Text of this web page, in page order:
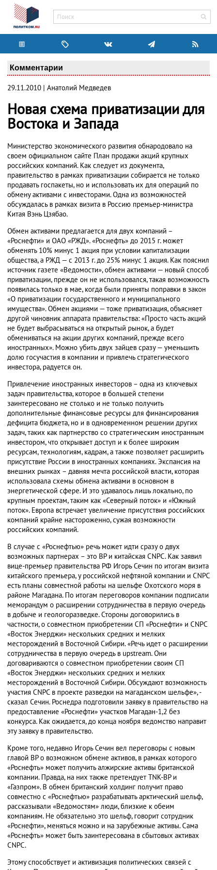
Комментарии
29.11.2010 | Анатолий Медведев
Новая схема приватизации для
Востока и Запада
Министерство экономического развития обнародовало на
своем официальном сайте План продажи акций крупных
российских компаний. Как следует из документа,
правительство в рамках приватизации собирается не только
продавать госпакеты, но и использовать их для операций по
обмену активами с инвесторами. Одна из возможностей
обсуждалась в рамках визита в Россию премьер-министра
Китая Вэнь Цзябао.
Обмен активами предлагается для двух компаний –
«Роснефти» и ОАО «РЖД». «Роснефть» до 2015 г. может
обменять 10% минус 1 акция при условии капитализации
общества, а РЖД — с 2013 г. до 25% минус 1 акция. Как пояснил
источник газете «Ведомости», обмен активами — новый способ
приватизации, прежде он не использовался, такая возможность
появилась только в мае, когда были приняты поправки в закон
«О приватизации государственного и муниципального
имущества». Обмен акциями — тоже приватизация, объясняет
другой чиновник аппарата правительства: «Просто часть акций
не будет выбрасываться на открытый рынок, а будет
обмениваться на акции других компаний, прежде всего
иностранных». Можно убить двух зайцев сразу — уменьшить
долю госучастия в компании и привлечь стратегического
инвестора, радуется он.
Привлечение иностранных инвесторов – одна из ключевых
задач правительства, которое в большей степени
заинтересовано не столько и не только получить
дополнительные финансовые ресурсы для финансирования
дефицита бюджета, но и в одновременном решении других
задач, таких как партнерство со стратегическим иностранным
инвестором, что открывает доступ и к более широким
ресурсам, технологиям, кадрам, а также позволяет расширить
присутствие России в иностранных компаниях. Экспансия на
внешних рынках – давняя мечта российской власти, которая
использовала схемы обмена активами в основном в
энергетической сфере. И это удавалось лишь локально, по
крупным проектам, таким как «Северный поток» и «Южный
поток». Европа встречает увеличение присутствия российских
компаний крайне настороженно, сужая возможности
российских компаний.
В случае с «Роснефтью» речь может идти сразу о двух
возможных партнерах – это BP и китайская CNPC. Как заявил
вице-премьер правительства РФ Игорь Сечин по итогам визита
китайского премьера, у российской нефтяной компании и CNPC
есть планы совместной работы на шельфе Охотского моря в
районе Магадана. По итогам переговоров компании подписали
меморандум о расширении сотрудничества в первую очередь
в добыче и геологоразведке. Стороны договорились в
частности, о совместном приобретении СП «Роснефти» и CNPC
«Восток Энерджи» нескольких средних и мелких
месторождений в Восточной Сибири. «Речь идет о расширении
сотрудничества в первую очередь в upstream. Они
договариваются о совместном приобретении своим СП
«Восток Энерджи» нескольких средних и мелких
месторождений в Восточной Сибири. Обсуждают возможность
участия CNPC в проекте разведки на магаданском шельфе», -
сказал Сечин. Роснедра подготовили заявку в правительство на
предоставление «Роснефти» участков Магадан-1,2 без
конкурса. Как ожидается, до конца ноября ведомство направит
эту заявку в правительство.
Кроме того, недавно Игорь Сечин вел переговоры с новым
главой BP о возможном обмене активов, в рамках которого
«Роснефть» может получить алжирские активы британской
компании. Правда, на них также претендует TNK-BP и
«Газпром». В обмен британский холдинг получит право
совместно с «Роснефтью» разрабатывать арктический шельф,
рассказывали «Ведомостям» люди, близкие к обеим
компаниям. Не обязательно это шельф, говорит сотрудник
«Роснефти», меняться можно и на зарубежные активы. Сама
«Роснефть» может быть заинтересована в сбытовых активах
CNPC.
Этому способствует и активизация политических связей с